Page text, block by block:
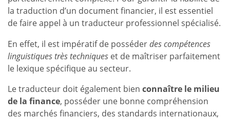
la traduction d’un document financier, il est essentiel
de faire appel à un traducteur professionnel spécialisé.
En effet, il est impératif de posséderdes compétences
linguistiques très techniques et de maîtriser parfaitement
le lexique spécifique au secteur.
Le traducteur doit également bien connaître le milieu
de la finance, posséder une bonne compréhension
des marchés financiers, des standards internationaux,